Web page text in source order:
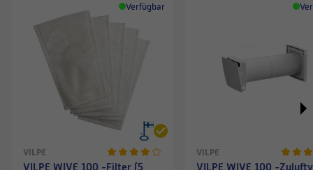
Verfügbar
VILPE
VILPE WIVE 100 -Filter (5
VILPE
VILPE WIVE 100 -